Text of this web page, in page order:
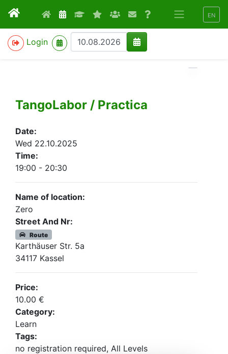
EN
Login
>
TangoLabor / Practica
Date:
Wed 22.10.2025
Time:
19:00 - 20:30
Name of location:
Zero
Street And Nr:
Route
Karthäuser Str. 5a
34117 Kassel
Price:
10.00 €
Category:
Learn
Tags:
no registration required, All Levels